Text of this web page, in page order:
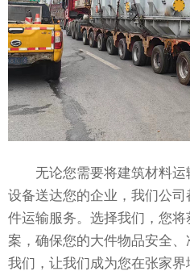
无论您需要将建筑材料运
设备送达您的企业，我们公
件运输服务。选择我们，您
案，确保您的大件物品安全
我们，让我们成为您在张家